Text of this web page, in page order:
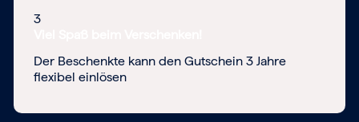
3
Der Beschenkte kann den Gutschein 3 Jahre
flexibel einlösen